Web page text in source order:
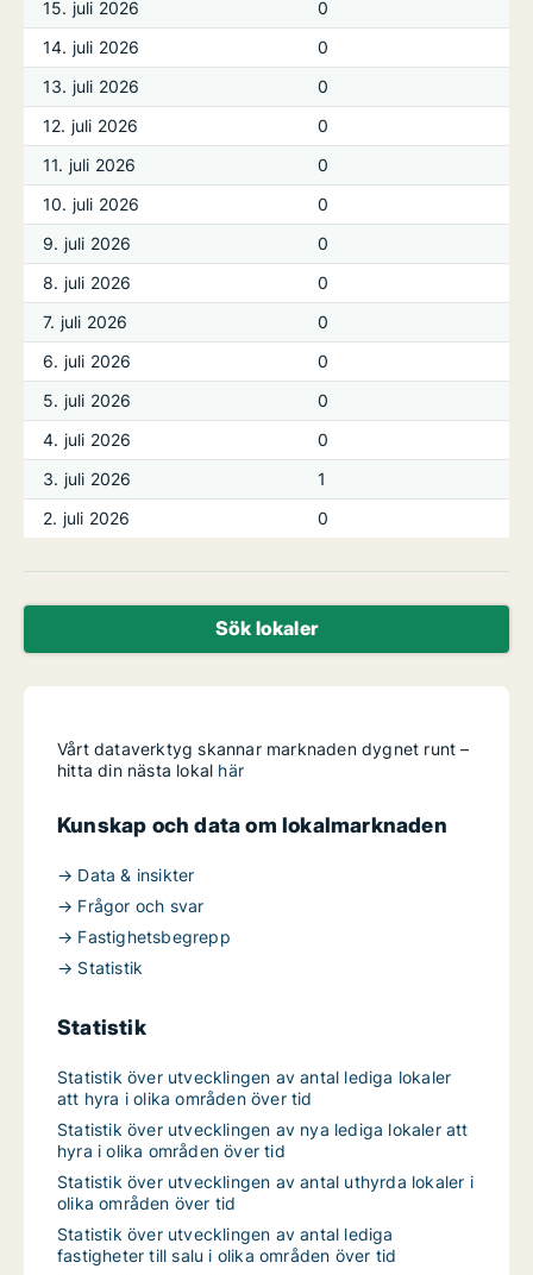
15. juli 2026
0
14. juli 2026
0
13. juli 2026
0
12. juli 2026
0
11. juli 2026
0
10. juli 2026
0
9. juli 2026
0
8. juli 2026
0
7. juli 2026
0
6. juli 2026
0
5. juli 2026
0
4. juli 2026
0
3. juli 2026
1
2. juli 2026
0
Sök lokaler
Vårt dataverktyg skannar marknaden dygnet runt –
hitta din nästa lokal här
Kunskap och data om lokalmarknaden
→ Data & insikter
→ Frågor och svar
→ Fastighetsbegrepp
→ Statistik
Statistik
Statistik över utvecklingen av antal lediga lokaler
att hyra i olika områden över tid
Statistik över utvecklingen av nya lediga lokaler att
hyra i olika områden över tid
Statistik över utvecklingen av antal uthyrda lokaler i
olika områden över tid
Statistik över utvecklingen av antal lediga
fastigheter till salu i olika områden över tid